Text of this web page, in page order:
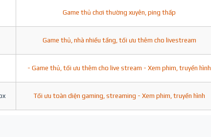
Game thủ chơi thường xuyên, ping thấp
Game thủ, nhà nhiều tầng, tối ưu thêm cho livestream
- Game thủ, tối ưu thêm cho live stream - Xem phim, truyền hình
Tối ưu toàn diện gaming, streaming - Xem phim, truyền hình